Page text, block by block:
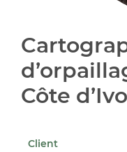
Côte
Client